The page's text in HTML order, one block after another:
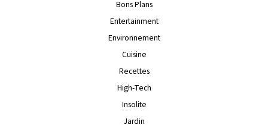
Bons Plans
Entertainment
Environnement
Cuisine
Recettes
High-Tech
Insolite
Jardin